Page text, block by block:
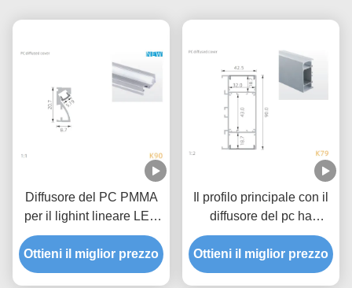
Diffusore del PC PMMA
per il lighint lineare LED
di profilo di alluminio
della parete di 30D
Ottieni il miglior prezzo
Il profilo principale con il
diffusore del pc ha
condotto il canale di
alluminio per
illuminazione della parete
Ottieni il miglior prezzo